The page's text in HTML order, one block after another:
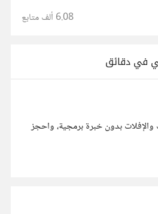
6.08 ألف متابع
في دقائق
بدون خبرة برمجية، واحجز